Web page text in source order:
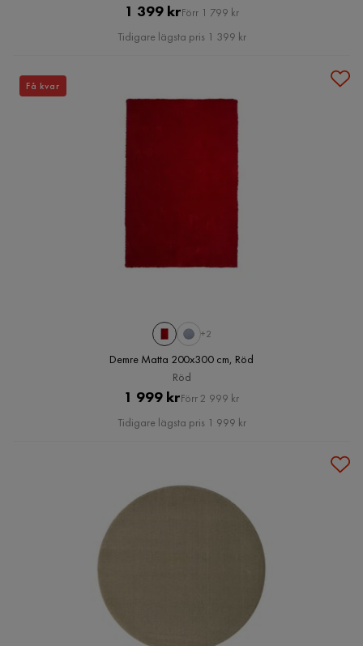
Pris
1 399 krOriginal
Pris
Förr 1 799 kr
Tidigare lägsta pris 1 399 kr
+2
Demre Matta 200x300 cm, Röd
Röd
Pris
1 999 krOriginal
Pris
Förr 2 999 kr
Tidigare lägsta pris 1 999 kr
Få kvar